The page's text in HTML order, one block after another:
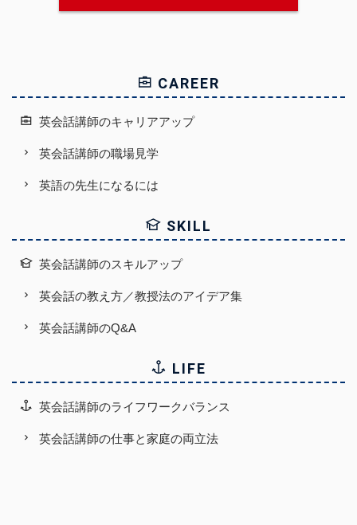
CAREER
英会話講師のキャリアアップ
英会話講師の職場見学
英語の先生になるには
SKILL
英会話講師のスキルアップ
英会話の教え方／教授法のアイデア集
英会話講師のQ&A
LIFE
英会話講師のライフワークバランス
英会話講師の仕事と家庭の両立法